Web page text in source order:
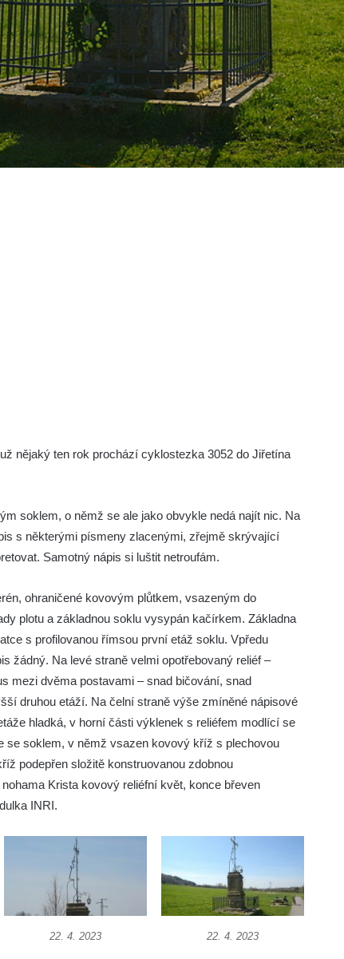
nějaký ten rok prochází cyklostezka 3052 do Jiřetína
soklem, o němž se ale jako obvykle nedá najít nic. Na
s některými písmeny zlacenými, zřejmě skrývající
Samotný nápis si luštit netroufám.
ohraničené kovovým plůtkem, vsazeným do
plotu a základnou soklu vysypán kačírkem. Základna
s profilovanou římsou první etáž soklu. Vpředu
žádný. Na levé straně velmi opotřebovaný reliéf –
mezi dvěma postavami – snad bičování, snad
druhou etáží. Na čelní straně výše zmíněné nápisové
hladká, v horní části výklenek s reliéfem modlící se
se soklem, v němž vsazen kovový kříž s plechovou
podepřen složitě konstruovanou zdobnou
Krista kovový reliéfní květ, konce břeven
INRI.
22. 4. 2023 22. 4. 2023